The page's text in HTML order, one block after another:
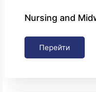
Nursing and
Перейти